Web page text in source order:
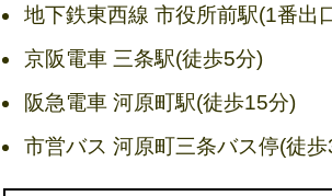
地下鉄東西線 市役所前駅(1番出
京阪電車 三条駅(徒歩5分)
阪急電車 河原町駅(徒歩15分)
市営バス 河原町三条バス停(徒